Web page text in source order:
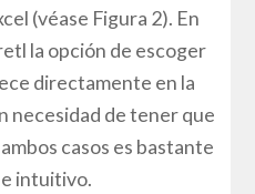
(véase Figura 2). En
la opción de escoger
directamente en la
necesidad de tener que
casos es bastante
intuitivo.